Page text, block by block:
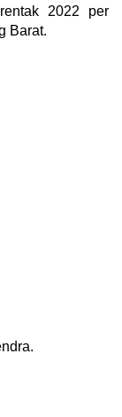
2022 per
Barat.